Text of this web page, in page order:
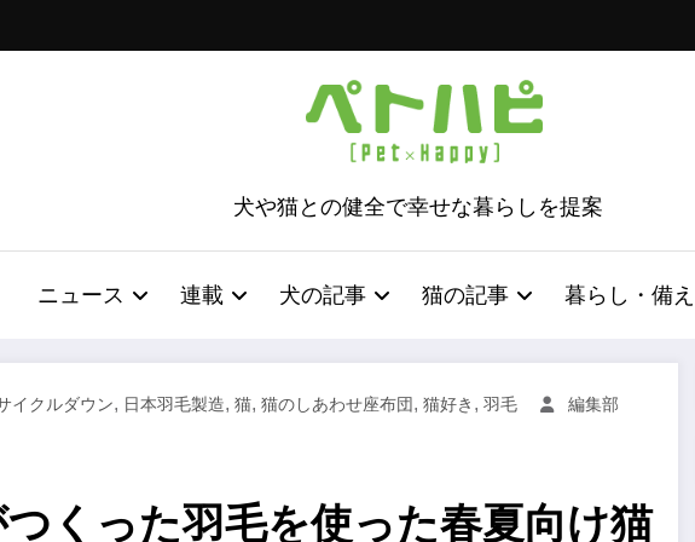
犬や猫との健全で幸せな暮らしを提案
ニュース 連載 犬の記事 猫の記事 暮らし・備え
イクルダウン, 日本羽毛製造, 猫, 猫のしあわせ座布団, 猫好き , 羽毛 編集部
くった羽毛を使った春夏向け猫